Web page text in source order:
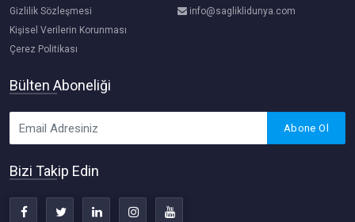
Gizlilik Sözleşmesi
Kişisel Verilerin Korunması
Çerez Politikası
info@sagliklidunya.com
Bülten Aboneliği
Abone Ol
Bizi Takip Edin